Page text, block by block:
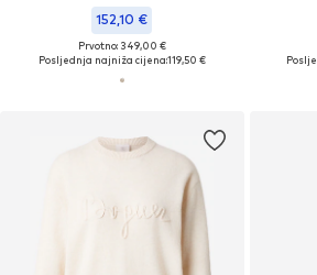
152,10 €
Prvotno: 349,00 €
Posljednja najniža cijena:119,50 €